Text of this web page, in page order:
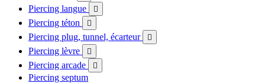
Piercing langue 
Piercing téton 
Piercing plug, tunnel, écarteur 
Piercing lèvre 
Piercing arcade 
Piercing septum